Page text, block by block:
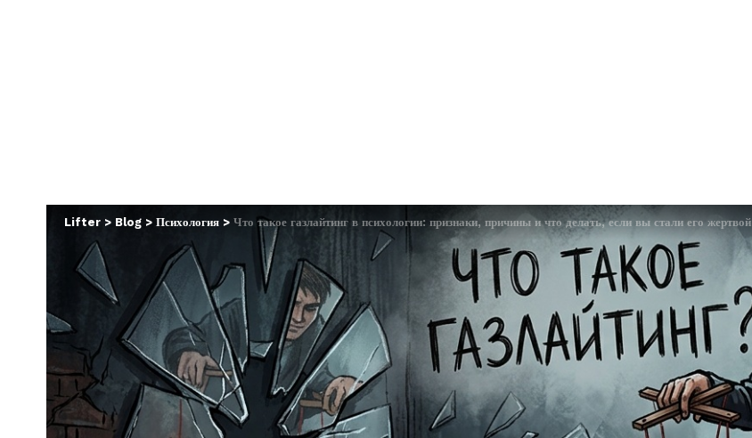
Lifter > Blog > Психология > Что такое газлайтинг в психологии: признаки, причины и что делать, если вы стали его жертвой